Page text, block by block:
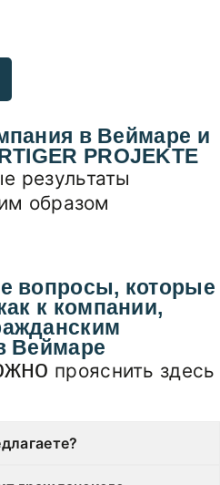
в Веймаре и
PROJEKTE
результаты
образом
вопросы, которые
к компании,
Веймаре
прояснить здесь